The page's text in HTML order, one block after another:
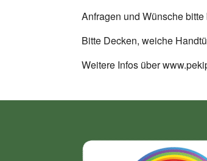
Anfragen und Wünsche
Bitte Decken, weiche
Weitere Infos über